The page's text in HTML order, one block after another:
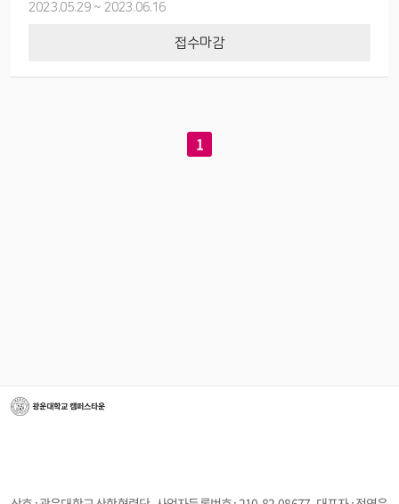
2023.05.29 ~ 2023.06.16
접수마감
1